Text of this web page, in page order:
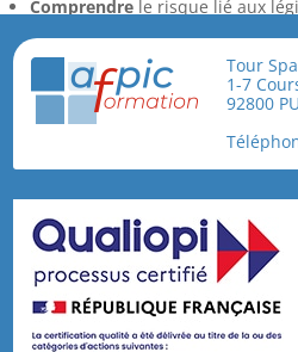
Comprendre le risque lié aux
sanitaires associés aux tours
Identifierles situations et
l’entreprise
Connaître
les mesures de
Tour
1-7
92800